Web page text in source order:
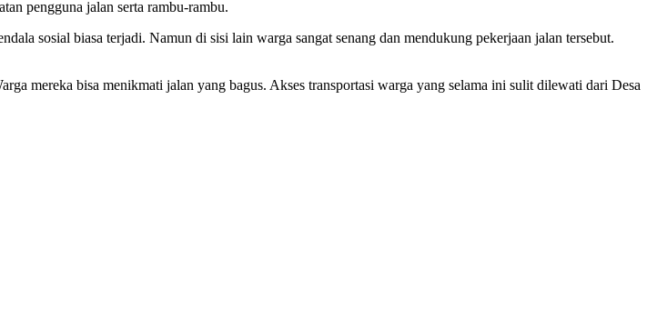
pengguna jalan serta rambu-rambu.
sosial biasa terjadi. Namun di sisi lain warga sangat senang dan mendukung pekerjaan jalan tersebut.
mereka bisa menikmati jalan yang bagus. Akses transportasi warga yang selama ini sulit dilewati dari Desa